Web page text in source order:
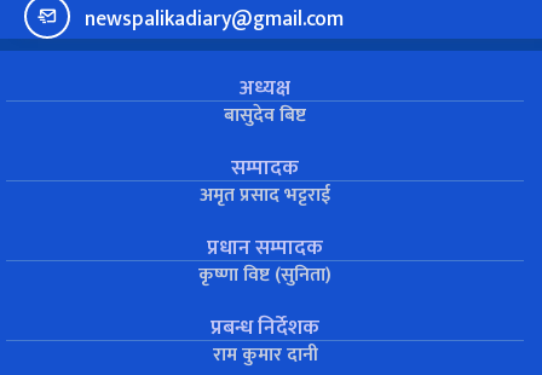
newspalikadiary@gmail.com
अध्यक्ष
बासुदेव बिष्ट
सम्पादक
अमृत प्रसाद भट्टराई
प्रधान सम्पादक
कृष्णा विष्ट (सुनिता)
प्रबन्ध निर्देशक
राम कुमार दानी